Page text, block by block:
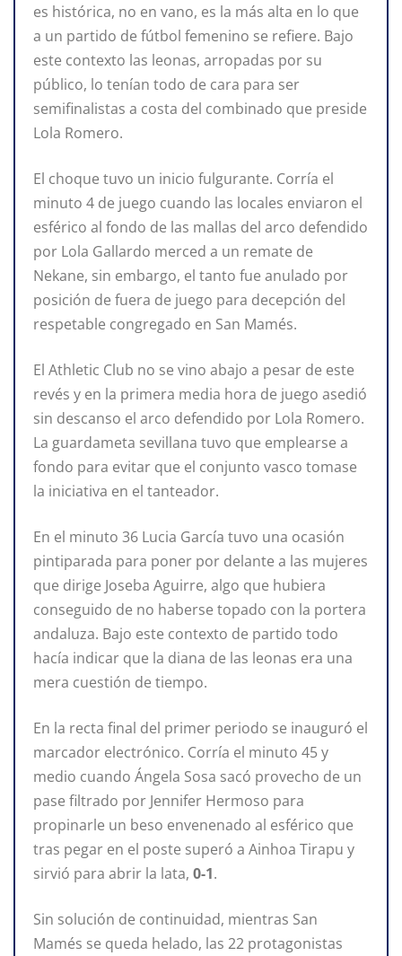
es histórica, no en vano, es la más alta en lo que
a un partido de fútbol femenino se refiere. Bajo
este contexto las leonas, arropadas por su
público, lo tenían todo de cara para ser
semifinalistas a costa del combinado que preside
Lola Romero.
El choque tuvo un inicio fulgurante. Corría el
minuto 4 de juego cuando las locales enviaron el
esférico al fondo de las mallas del arco defendido
por Lola Gallardo merced a un remate de
Nekane, sin embargo, el tanto fue anulado por
posición de fuera de juego para decepción del
respetable congregado en San Mamés.
El Athletic Club no se vino abajo a pesar de este
revés y en la primera media hora de juego asedió
sin descanso el arco defendido por Lola Romero.
La guardameta sevillana tuvo que emplearse a
fondo para evitar que el conjunto vasco tomase
la iniciativa en el tanteador.
En el minuto 36 Lucia García tuvo una ocasión
pintiparada para poner por delante a las mujeres
que dirige Joseba Aguirre, algo que hubiera
conseguido de no haberse topado con la portera
andaluza. Bajo este contexto de partido todo
hacía indicar que la diana de las leonas era una
mera cuestión de tiempo.
En la recta final del primer periodo se inauguró el
marcador electrónico. Corría el minuto 45 y
medio cuando Ángela Sosa sacó provecho de un
pase filtrado por Jennifer Hermoso para
propinarle un beso envenenado al esférico que
tras pegar en el poste superó a Ainhoa Tirapu y
sirvió para abrir la lata, 0-1.
Sin solución de continuidad, mientras San
Mamés se queda helado, las 22 protagonistas